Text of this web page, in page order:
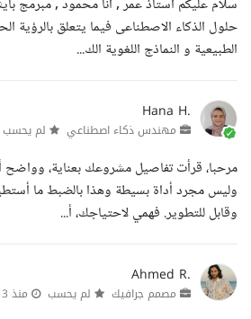
سلام عليكم استاذ عمر , انا محمود ,
حلول الذكاء الاصطناعى فيما يتعلق بالرؤية
الطبيعية و النماذج اللغوية الك...
Hana H.
مهندس ذكاء اصطناعي لم يحسب
مرحبا، قرأت تفاصيل مشروعك بعناية، وواضح
وليس مجرد أداة بسيطة وهذا بالضبط ما
وقابل للتطوير. فهمي لاحتياجك، أ...
Ahmed R.
مصمم جرافيك لم يحسب منذ 3 أشهر